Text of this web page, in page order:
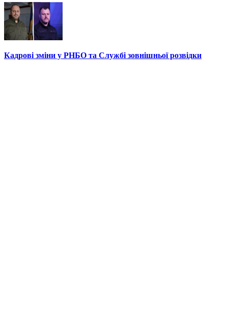
Кадрові зміни у РНБО та Службі зовнішньої розвідки